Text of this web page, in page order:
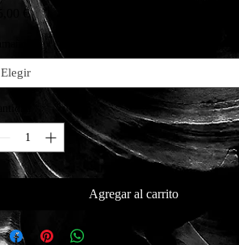
€Precio
Elegir
Agregar al carrito